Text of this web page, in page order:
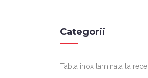
Categorii
Tabla inox laminata la rece